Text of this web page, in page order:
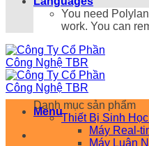
You need
work. You can
Menu
Danh mục sản phẩm
Thiết Bị Sinh
Máy Real-
Máy Luân